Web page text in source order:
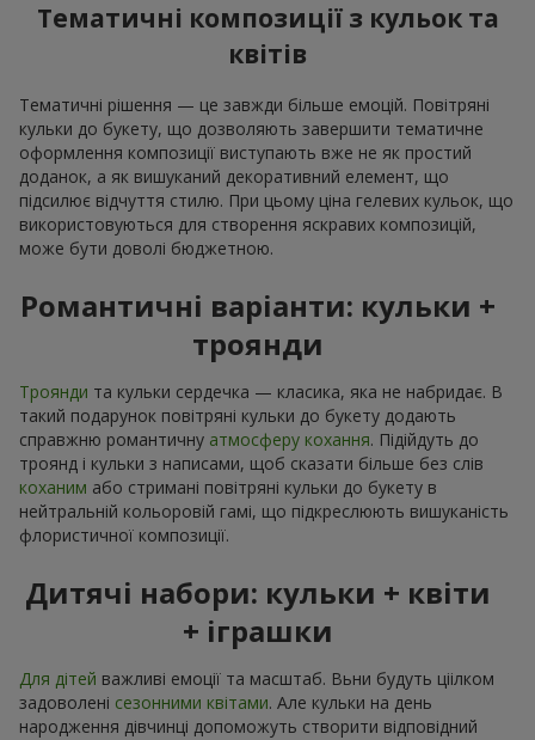
Тематичні композиції з кульок та
квітів
Тематичні рішення — це завжди більше емоцій. Повітряні
кульки до букету, що дозволяють завершити тематичне
оформлення композиції виступають вже не як простий
доданок, а як вишуканий декоративний елемент, що
підсилює відчуття стилю. При цьому ціна гелевих кульок, що
використовуються для створення яскравих композицій,
може бути доволі бюджетною.
Романтичні варіанти: кульки +
троянди
Троянди та кульки сердечка — класика, яка не набридає. В
такий подарунок повітряні кульки до букету додають
справжню романтичну атмосферу кохання. Підійдуть до
троянд і кульки з написами, щоб сказати більше без слів
коханим або стримані повітряні кульки до букету в
нейтральній кольоровій гамі, що підкреслюють вишуканість
флористичної композиції.
Дитячі набори: кульки + квіти
+ іграшки
Для дітей важливі емоції та масштаб. Вьни будуть ціілком
задоволені сезонними квітами. Але кульки на день
народження дівчинці допоможуть створити відповідний